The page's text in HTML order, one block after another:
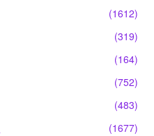
(1612)
(319)
(164)
(752)
(483)
(1677)